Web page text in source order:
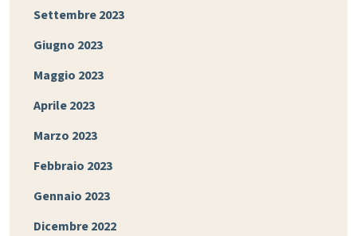
Settembre 2023
Giugno 2023
Maggio 2023
Aprile 2023
Marzo 2023
Febbraio 2023
Gennaio 2023
Dicembre 2022